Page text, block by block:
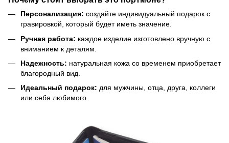
Персонализация: создайте индивидуальный подарок с
гравировкой, который будет иметь значение.
Ручная работа: каждое изделие изготовлено вручную с
вниманием к деталям.
Надежность: натуральная кожа со временем приобретает
благородный вид.
Идеальный подарок: для мужчины, отца, друга, коллеги
или себя любимого.